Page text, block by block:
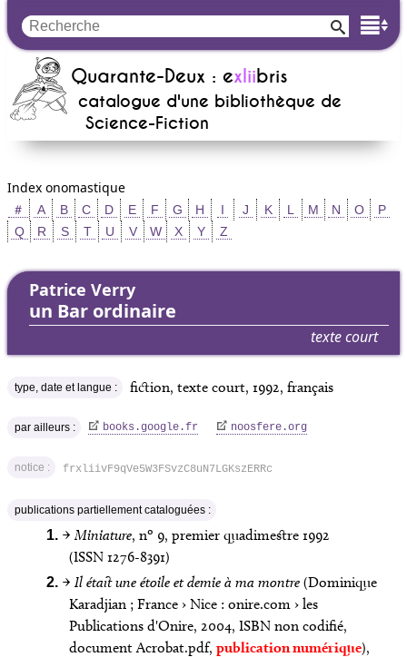
Quarante-Deux : exliibris
catalogue d'une bibliothèque de
Science-Fiction
Index onomastique
＃ A B C D E F G H I J K L M N O
P
Q
R S T U V W X Y Z
Patrice Verry
un Bar ordinaire
texte court
type, date et langue : fiction, texte court, 1992, français
par ailleurs : books.google.fr noosfere.org
notice : frxliivF9qVe5W3FSvzC8uN7LGKszERRc
publications partiellement cataloguées :
→ Miniature, nº 9, premier quadimestre 1992
(ISSN 1276-8391)
→ Il était une étoile et demie à ma montre (Dominique
Karadjian ; France › Nice : onire.com › les
Publications d'Onire, 2004, ISBN non codifié,
document Acrobat.pdf, publication numérique),